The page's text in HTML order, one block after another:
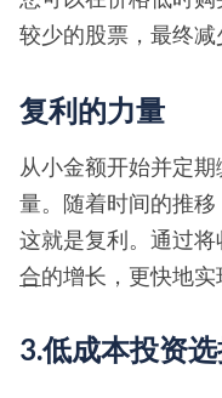
较少的股票，最终减
复利的力量
从小金额开始并定
量。随着时间的推移
这就是复利。通过
合的增长，更快地实
3.低成本投资